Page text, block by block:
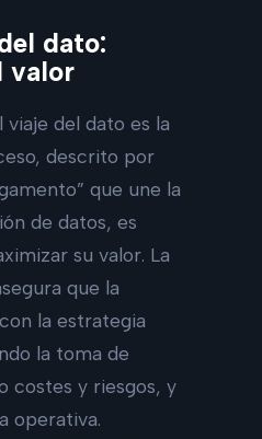
dato:
valor
viaje del dato es la
descrito por
que une la
de datos, es
su valor. La
que la
la estrategia
la toma de
costes y riesgos, y
operativa.